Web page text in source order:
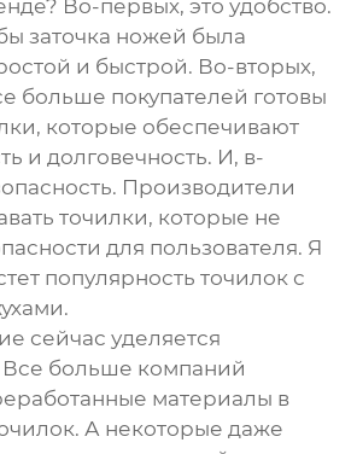
Во-первых, это удобство.
заточка ножей была
и быстрой. Во-вторых,
больше покупателей готовы
которые обеспечивают
и долговечность. И, в-
Производители
точилки, которые не
для пользователя. Я
популярность точилок с
сейчас уделяется
Все больше компаний
материалы в
А некоторые даже